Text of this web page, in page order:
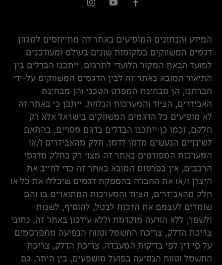
המידע והנתונים המופיעים באתר זה מתייחסים למגוון
דגמים המשווקים במקומות שונים בעולם ומעודכנים
למועד הבאת המקור הלועדי לתרגום. ייתכנו הבדלים בין
התיאור המובא באתר זה לבין הדגמים המשווקים על-ידי
חברתנו, הן מבחינת המפרט הטכני והן מבחינת
האביזרים, הציוד והמערכות הנלוות. ייתכן כי באתר זה
לא מופיעים כל הדגמים המשווקים בישראל אלא רק
חלקם, וכמו כן ייתכנו הבדלים בדגם מסויים, בהתאם
לשינויים הנעשים מדמן לדמן. חלק מהאביזרים ו/או
המערכות המפורטים באתר זה מצוי רק בחלק מדגמי
הרכבים, אין בפרסום המובא באתר זה כדי לחייב את
היצרן ו/או את החברה בהספקת דגמים שיכללו את כל או
חלק מהאביזרים, הציוד והמערכות המתוארים בו והם
שומרים לעצמם את הזכות לבטל, להוסיף, לשנות
ולשפר, ללא הודעה מוקדמת וללא עידכון באתר זה. נתוני
צריכת הדלק, צריכת החשמל וטווח הנסיעה מתפרסמים
על פי דין לפי בדיקות המעבדה. צריכת הדלק, צריכת
החשמל וטווח הנסיעה בפועל מושפעים, בין היתר, גם